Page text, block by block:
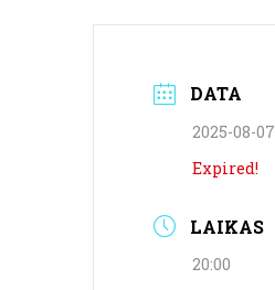
DATA
2025-08-07
Expired!
LAIKAS
20:00